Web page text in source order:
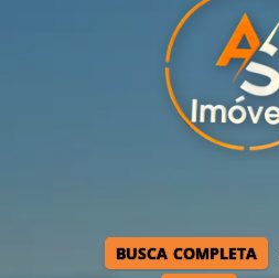
BUSCA COMPLETA